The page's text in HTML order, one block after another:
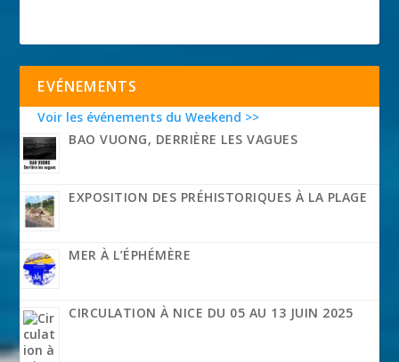
EVÉNEMENTS
Voir les événements du Weekend >>
BAO VUONG, DERRIÈRE LES VAGUES
EXPOSITION DES PRÉHISTORIQUES À LA PLAGE
MER À L’ÉPHÉMÈRE
CIRCULATION À NICE DU 05 AU 13 JUIN 2025